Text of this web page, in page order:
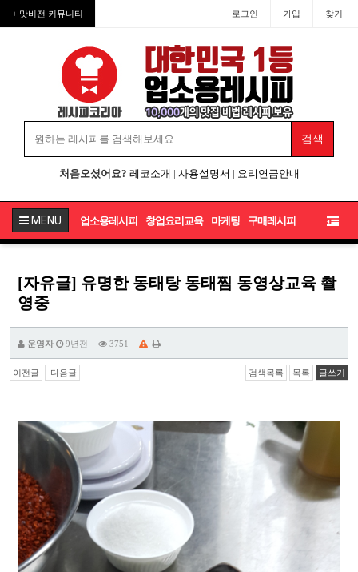
+ 맛비전 커뮤니티 로그인 가입 찾기
처음오셨어요? 레코소개 | 사용설명서 | 요리연금안내
MENU 업소용레시피 창업요리교육 마케팅 구매레시피
[자유글] 유명한 동태탕 동태찜 동영상교육 촬
영중
운영자 9년전 3751
이전글 다음글 검색목록 목록 글쓰기